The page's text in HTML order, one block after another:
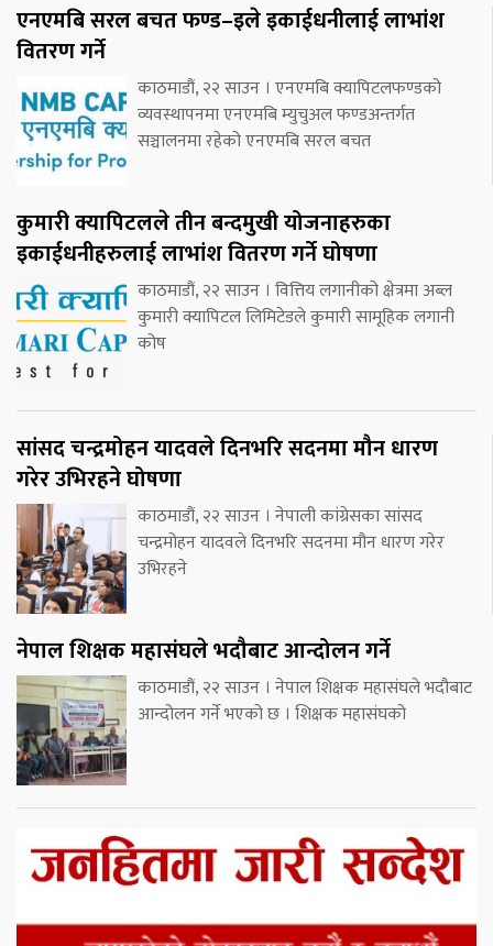
एनएमबि सरल बचत फण्ड–इले इकाईधनीलाई लाभांश
वितरण गर्ने
काठमाडौं, २२ साउन । एनएमबि क्यापिटलफण्डको
व्यवस्थापनमा एनएमबि म्युचुअल फण्डअन्तर्गत
सञ्चालनमा रहेको एनएमबि सरल बचत
कुमारी क्यापिटलले तीन बन्दमुखी योजनाहरुका
इकाईधनीहरुलाई लाभांश वितरण गर्ने घोषणा
काठमाडौं, २२ साउन । वित्तिय लगानीको क्षेत्रमा अब्ल
कुमारी क्यापिटल लिमिटेडले कुमारी सामूहिक लगानी
कोष
सांसद चन्द्रमोहन यादवले दिनभरि सदनमा मौन धारण
गरेर उभिरहने घोषणा
काठमाडौं, २२ साउन । नेपाली कांग्रेसका सांसद
चन्द्रमोहन यादवले दिनभरि सदनमा मौन धारण गरेर
उभिरहने
नेपाल शिक्षक महासंघले भदौबाट आन्दोलन गर्ने
काठमाडौं, २२ साउन । नेपाल शिक्षक महासंघले भदौबाट
आन्दोलन गर्ने भएको छ । शिक्षक महासंघको